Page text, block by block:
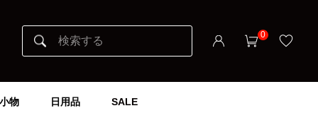
0
小物 日用品 SALE